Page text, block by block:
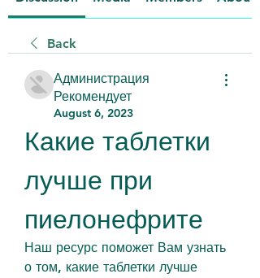
Back
Администрация
Рекомендует
August 6, 2023
Какие таблетки
лучше при
пиелонефрите
Наш ресурс поможет Вам узнать
о том, какие таблетки лучше